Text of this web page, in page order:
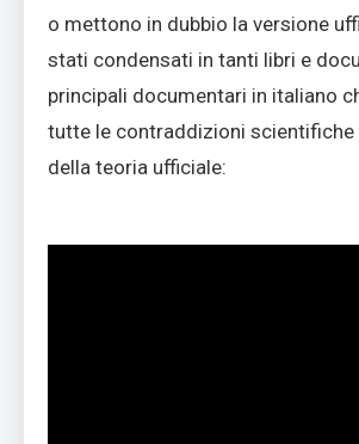
o mettono in dubbio la versione
stati condensati in tanti libri e
principali documentari in italiano
tutte le contraddizioni scientifiche
della teoria ufficiale: